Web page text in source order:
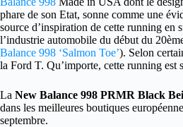
phare de son Etat, sonne comme une
source d’inspiration de cette running en
l’industrie automobile du début du
Balance 998 ‘Salmon Toe’). Selon
la Ford T. Qu’importe, cette running est
La New Balance 998 PRMR Black
dans les meilleures boutiques
septembre.